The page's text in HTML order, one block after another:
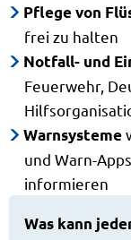
Pflege von
frei zu halten
Notfall- und
Feuerwehr,
Warnsysteme
und Warn-
informieren
Was kann